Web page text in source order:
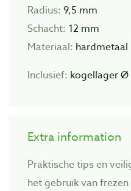
Radius: 9,5 mm
Schacht: 12 mm
Materiaal: hardmetaal
Inclusief: kogellager Ø
Extra information
Praktische tips en
het gebruik van frezen